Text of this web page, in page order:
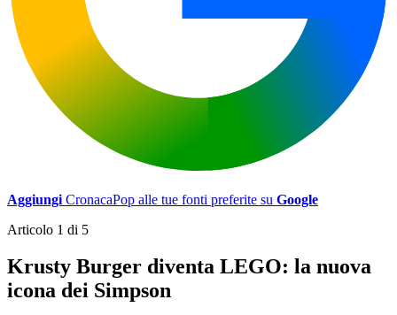
Aggiungi CronacaPop alle tue fonti preferite su Google
Articolo 1 di 5
Krusty Burger diventa LEGO: la nuova
icona dei Simpson